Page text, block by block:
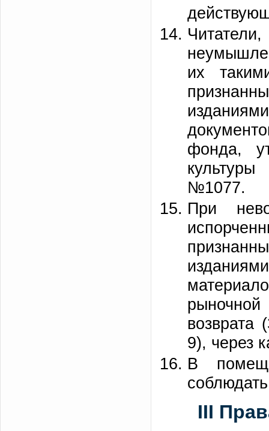
их
фонда,
культуры
№1077.
При
возврата
9), через
В
III